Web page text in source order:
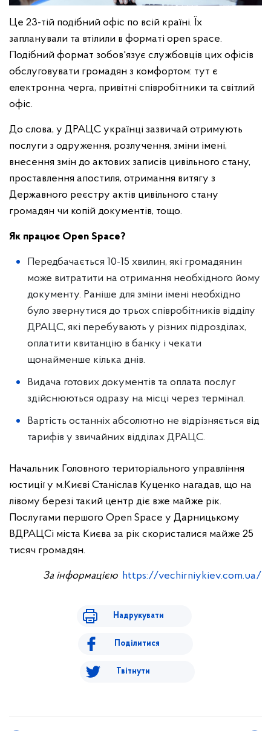
Це 23-тій подібний офіс по всій країні. Їх
запланували та втілили в форматі open space.
Подібний формат зобов'язує службовців цих офісів
обслуговувати громадян з комфортом: тут є
електронна черга, привітні співробітники та світлий
офіс.
До слова, у ДРАЦС українці зазвичай отримують
послуги з одруження, розлучення, зміни імені,
внесення змін до актових записів цивільного стану,
проставлення апостиля, отримання витягу з
Державного реєстру актів цивільного стану
громадян чи копій документів, тощо.
Як працює Open Space?
Передбачається 10-15 хвилин, які громадянин
може витратити на отримання необхідного йому
документу. Раніше для зміни імені необхідно
було звернутися до трьох співробітників відділу
ДРАЦС, які перебувають у різних підрозділах,
оплатити квитанцію в банку і чекати
щонайменше кілька днів.
Видача готових документів та оплата послуг
здійснюються одразу на місці через термінал.
Вартість останніх абсолютно не відрізняється від
тарифів у звичайних відділах ДРАЦС.
Начальник Головного територіального управління
юстиції у м.Києві Станіслав Куценко нагадав, що на
лівому березі такий центр діє вже майже рік.
Послугами першого Open Space у Дарницькому
ВДРАЦСі міста Києва за рік скористалися майже 25
тисяч громадян.
За інформацією https://vechirniykiev.com.ua/
Надрукувати
Поділитися
Твітнути